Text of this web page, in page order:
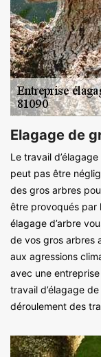
Elagage de
Le travail
peut pas être
des gros arbres
être provoqués par
élagage d’arbre
de vos gros arbres
aux agressions
avec une
travail d’élagage
déroulement des